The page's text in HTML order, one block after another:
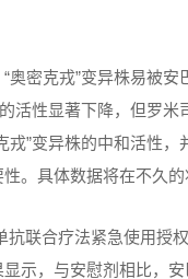
密克戎”变异株易被
活性显著下降，但罗米
”变异株的中和活性
。具体数据将在不久的
联合疗法紧急使用授
示，与安慰剂相比，